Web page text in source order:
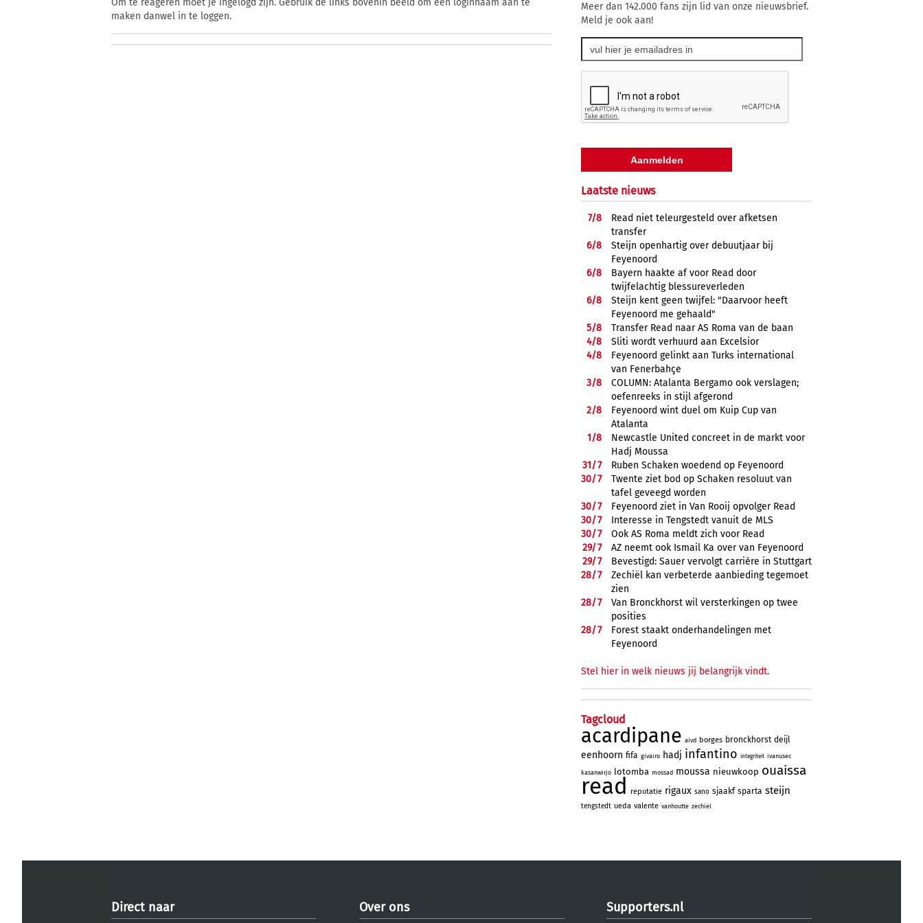
Om te reageren moet je ingelogd zijn. Gebruik de links bovenin beeld om een loginnaam aan te
maken danwel in te loggen.
Meer dan 142.000 fans zijn lid van onze nieuwsbrief.
Meld je ook aan!
Laatste nieuws
7/8
Read niet teleurgesteld over afketsen
transfer
6/8
Steijn openhartig over debuutjaar bij
Feyenoord
6/8
Bayern haakte af voor Read door
twijfelachtig blessureverleden
6/8
Steijn kent geen twijfel: "Daarvoor heeft
Feyenoord me gehaald"
5/8
Transfer Read naar AS Roma van de baan
4/8
Sliti wordt verhuurd aan Excelsior
4/8
Feyenoord gelinkt aan Turks international
van Fenerbahçe
3/8
COLUMN: Atalanta Bergamo ook verslagen;
oefenreeks in stijl afgerond
2/8
Feyenoord wint duel om Kuip Cup van
Atalanta
1/8
Newcastle United concreet in de markt voor
Hadj Moussa
31/7
Ruben Schaken woedend op Feyenoord
30/7
Twente ziet bod op Schaken resoluut van
tafel geveegd worden
30/7
Feyenoord ziet in Van Rooij opvolger Read
30/7
Interesse in Tengstedt vanuit de MLS
30/7
Ook AS Roma meldt zich voor Read
29/7
AZ neemt ook Ismail Ka over van Feyenoord
29/7
Bevestigd: Sauer vervolgt carrière in Stuttgart
28/7
Zechiël kan verbeterde aanbieding tegemoet
zien
28/7
Van Bronckhorst wil versterkingen op twee
posities
28/7
Forest staakt onderhandelingen met
Feyenoord
Stel hier in welk nieuws jij belangrijk vindt.
Tagcloud
acardipane aivd borges bronckhorst deijl
eenhoorn fifa givairo hadj infantino integriteit ivanusec
kasanwirjo lotomba mossad moussa nieuwkoop ouaissa
read reputatie rigaux sano sjaakf sparta steijn
tengstedt ueda valente vanhoutte zechiel
Direct naar Over ons Supporters.nl